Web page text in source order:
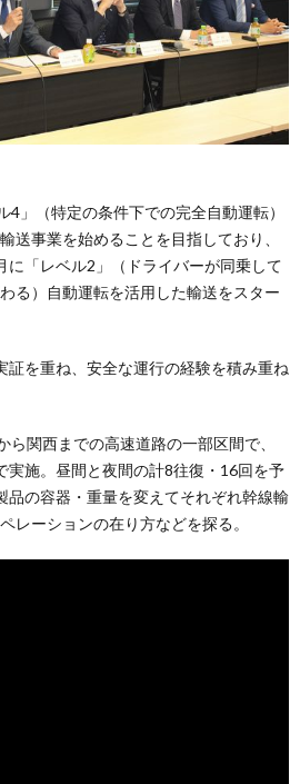
」（特定の条件下での完全自動運転）
送事業を始めることを目指しており、
に「レベル2」（ドライバーが同乗して
る）自動運転を活用した輸送をスター
証を重ね、安全な運行の経験を積み重ね
関西までの高速道路の一部区間で、
実施。昼間と夜間の計8往復・16回を予
品の容器・重量を変えてそれぞれ幹線輸
レーションの在り方などを探る。